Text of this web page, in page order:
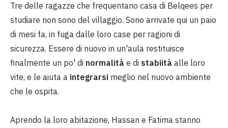
Tre delle ragazze che frequentano casa di Belqees per
studiare non sono del villaggio. Sono arrivate qui un paio
di mesi fa, in fuga dalle loro case per ragioni di
sicurezza. Essere di nuovo in un'aula restituisce
finalmente un po' di normalità e di stabiità alle loro
vite, e le aiuta a integrarsi meglio nel nuovo ambiente
che le ospita.
Aprendo la loro abitazione, Hassan e Fatima stanno